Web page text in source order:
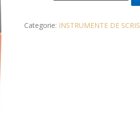
Categorie: INSTRUMENTE DE SCRIS